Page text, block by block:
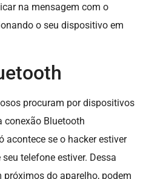
na mensagem com o
o seu dispositivo em
procuram por dispositivos
conexão Bluetooth
acontece se o hacker estiver
telefone estiver. Dessa
do aparelho, podem